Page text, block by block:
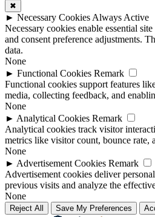
✖
► Necessary Cookies Always Active
Necessary cookies enable essential
and consent preference adjustments.
data.
None
► Functional Cookies Remark
Functional cookies support features
media, collecting feedback, and
None
► Analytical Cookies Remark
Analytical cookies track visitor
metrics like visitor count, bounce rate,
None
► Advertisement Cookies Remark
Advertisement cookies deliver
previous visits and analyze the
None
Reject All Save My Preferences